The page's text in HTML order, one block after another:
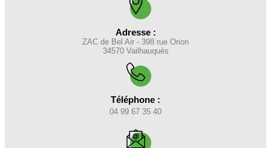
Adresse :
ZAC de Bel Air - 398 rue Orion
34570 Vailhauquès
Téléphone :
04 99 67 35 40